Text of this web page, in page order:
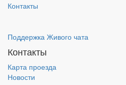
Контакты
Поддержка Живого чата
Контакты
Карта проезда
Новости